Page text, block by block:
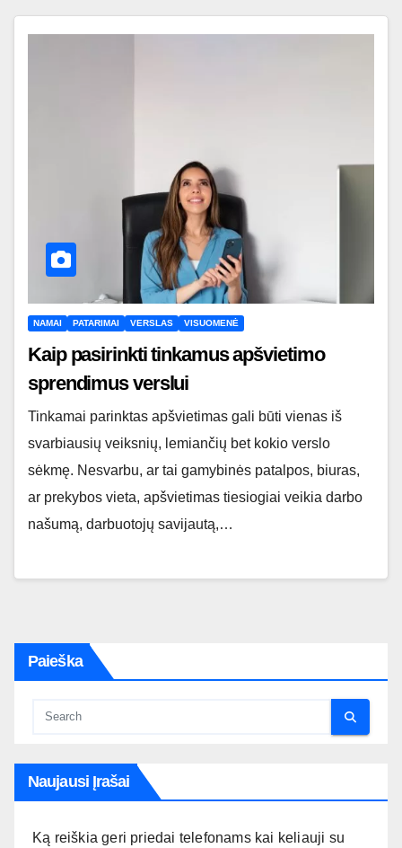
NAMAI PATARIMAI VERSLAS VISUOMENĖ
Kaip pasirinkti tinkamus apšvietimo
sprendimus verslui
Tinkamai parinktas apšvietimas gali būti vienas iš
svarbiausių veiksnių, lemiančių bet kokio verslo
sėkmę. Nesvarbu, ar tai gamybinės patalpos, biuras,
ar prekybos vieta, apšvietimas tiesiogiai veikia darbo
našumą, darbuotojų savijautą,…
Paieška
Naujausi Įrašai
Ką reiškia geri priedai telefonams kai keliauji su